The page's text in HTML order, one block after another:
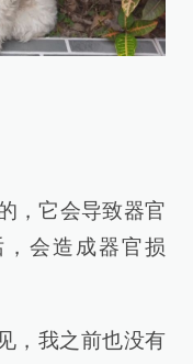
，它会导致器官
会造成器官损
，我之前也没有